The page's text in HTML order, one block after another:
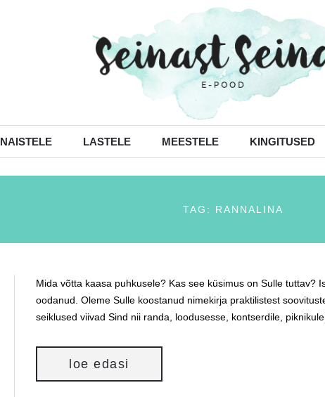
NAISTELE LASTELE MEESTELE KINGITUSED
TAG: RANNALINA
Mida võtta kaasa puhkusele? Kas see küsimus on Sulle tuttav?
oodanud. Oleme Sulle koostanud nimekirja praktilistest
seiklused viivad Sind nii randa, loodusesse, kontserdile,
loe edasi